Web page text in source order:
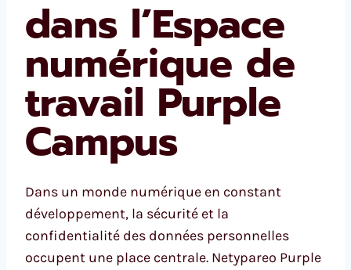
dans l’Espace
numérique de
travail Purple
Campus
Dans un monde numérique en constant
développement, la sécurité et la
confidentialité des données personnelles
occupent une place centrale. Netypareo Purple